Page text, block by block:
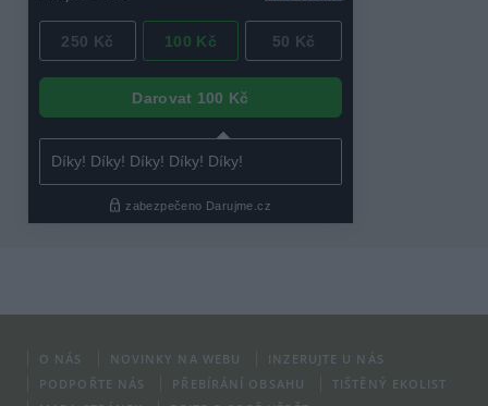
O NÁS NOVINKY NA WEBU
INZERUJTE U NÁS
PODPOŘTE NÁS
PŘEBÍRÁNÍ OBSAHU
TIŠTĚNÝ EKOLIST